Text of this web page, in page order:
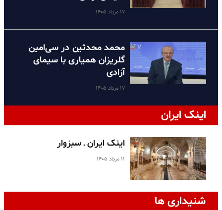
۱۷ مرداد ۱۴۰۵
محمد محدثین در سی‌امین
گلریزان همیاری با سیمای
آزادی
۱۷ مرداد ۱۴۰۵
اینک ایران
اینک ایران ـ سبزوار
۱۱ مرداد ۱۴۰۵
شنیداری ها